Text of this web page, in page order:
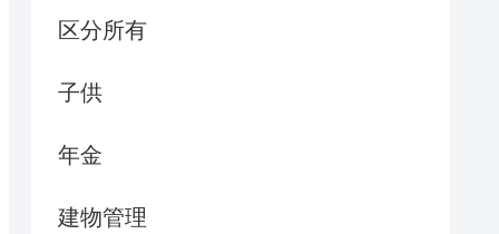
区分所有
子供
年金
建物管理